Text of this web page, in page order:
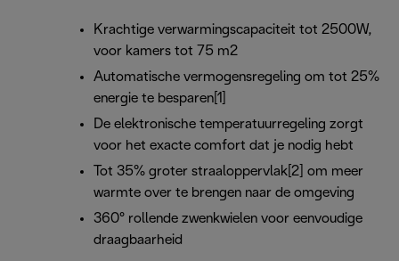
Krachtige verwarmingscapaciteit tot 2500W,
voor kamers tot 75 m2
Automatische vermogensregeling om tot 25%
energie te besparen[1]
De elektronische temperatuurregeling zorgt
voor het exacte comfort dat je nodig hebt
Tot 35% groter straaloppervlak[2] om meer
warmte over te brengen naar de omgeving
360° rollende zwenkwielen voor eenvoudige
draagbaarheid